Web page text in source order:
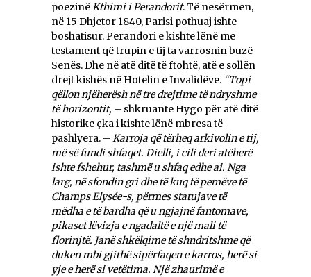
poezinëKthimi i Perandorit. Të nesërmen,
në 15 Dhjetor 1840, Parisi pothuaj ishte
boshatisur. Perandori e kishte lënë me
testament që trupin e tij ta varrosnin buzë
Senës. Dhe në atë ditë të ftohtë, atë e sollën
drejt kishës në Hotelin e Invalidëve. “Topi
qëllon njëherësh në tre drejtime të ndryshme
të horizontit, – shkruante Hygo për atë ditë
historike çka i kishte lënë mbresa të
pashlyera. – Karroja që tërheq arkivolin e tij,
më së fundi shfaqet. Dielli, i cili deri atëherë
ishte fshehur, tashmë u shfaq edhe ai. Nga
larg, në sfondin gri dhe të kuq të pemëve të
Champs Elysée-s, përmes statujave të
mëdha e të bardha që u ngjajnë fantomave,
pikaset lëvizja e ngadaltë e një mali të
florinjtë. Janë shkëlqime të shndritshme që
duken mbi gjithë sipërfaqen e karros, herë si
yje e herë si vetëtima. Një zhaurimë e